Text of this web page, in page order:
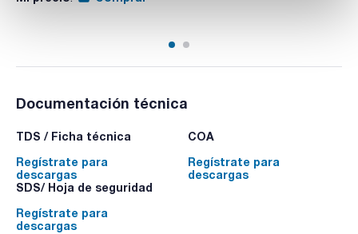
Documentación técnica
TDS / Ficha técnica
Regístrate para
descargas
COA
Regístrate para
descargas
SDS/ Hoja de seguridad
Regístrate para
descargas